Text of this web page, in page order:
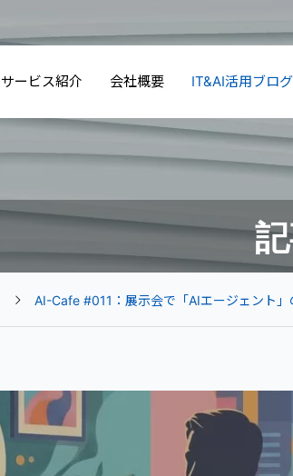
サービス紹介 会社概要 IT&AI活用ブログ
AI-Cafe #011：展示会で「AIエージェント